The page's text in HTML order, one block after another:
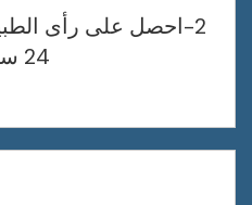
2-احصل على رأى
24 ساعة